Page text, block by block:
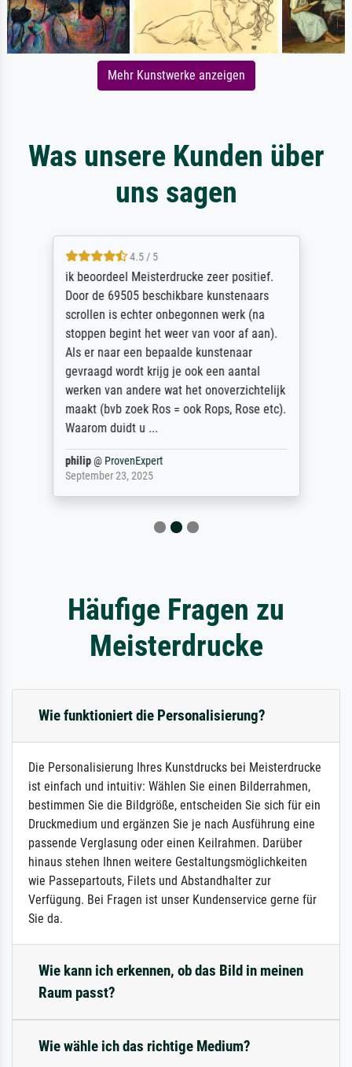
Mehr Kunstwerke anzeigen
Was unsere Kunden über
uns sagen
4.5 / 5
ik beoordeel Meisterdrucke zeer positief.
Door de 69505 beschikbare kunstenaars
scrollen is echter onbegonnen werk (na
stoppen begint het weer van voor af aan).
Als er naar een bepaalde kunstenaar
gevraagd wordt krijg je ook een aantal
werken van andere wat het onoverzichtelijk
maakt (bvb zoek Ros = ook Rops, Rose etc).
Waarom duidt u ...
philip@ ProvenExpert
September 23, 2025
Häufige Fragen zu
Meisterdrucke
Wie funktioniert die Personalisierung?
Die Personalisierung Ihres Kunstdrucks bei Meisterdrucke
ist einfach und intuitiv: Wählen Sie einen Bilderrahmen,
bestimmen Sie die Bildgröße, entscheiden Sie sich für ein
Druckmedium und ergänzen Sie je nach Ausführung eine
passende Verglasung oder einen Keilrahmen. Darüber
hinaus stehen Ihnen weitere Gestaltungsmöglichkeiten
wie Passepartouts, Filets und Abstandhalter zur
Verfügung. Bei Fragen ist unser Kundenservice gerne für
Sie da.
Wie kann ich erkennen, ob das Bild in meinen
Raum passt?
Wie wähle ich das richtige Medium?